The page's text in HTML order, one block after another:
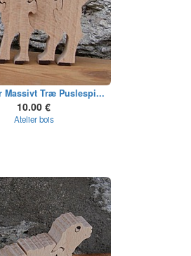
Massivt Træ Puslespi...
10.00 €
Atelier bois